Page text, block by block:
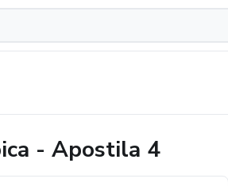
- Apostila 4